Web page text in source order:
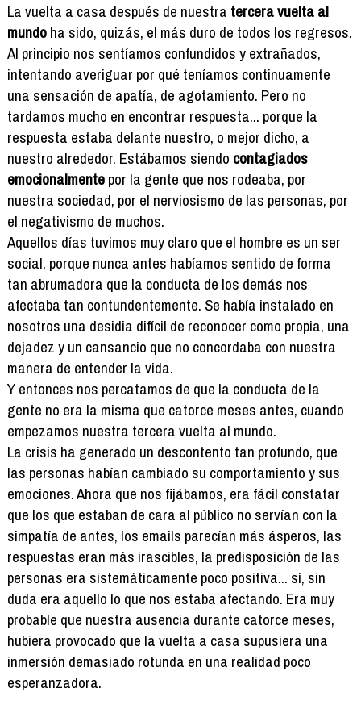
La vuelta a casa después de nuestra tercera vuelta al
mundoha sido, quizás, el más duro de todos los regresos.
Al principio nos sentíamos confundidos y extrañados,
intentando averiguar por qué teníamos continuamente
una sensación de apatía, de agotamiento. Pero no
tardamos mucho en encontrar respuesta... porque la
respuesta estaba delante nuestro, o mejor dicho, a
nuestro alrededor. Estábamos siendo contagiados
emocionalmentepor la gente que nos rodeaba, por
nuestra sociedad, por el nerviosismo de las personas, por
el negativismo de muchos.
Aquellos días tuvimos muy claro que el hombre es un ser
social, porque nunca antes habíamos sentido de forma
tan abrumadora que la conducta de los demás nos
afectaba tan contundentemente. Se había instalado en
nosotros una desidia difícil de reconocer como propia, una
dejadez y un cansancio que no concordaba con nuestra
manera de entender la vida.
Y entonces nos percatamos de que la conducta de la
gente no era la misma que catorce meses antes, cuando
empezamos nuestra tercera vuelta al mundo.
La crisis ha generado un descontento tan profundo, que
las personas habían cambiado su comportamiento y sus
emociones. Ahora que nos fijábamos, era fácil constatar
que los que estaban de cara al público no servían con la
simpatía de antes, los emails parecían más ásperos, las
respuestas eran más irascibles, la predisposición de las
personas era sistemáticamente poco positiva... sí, sin
duda era aquello lo que nos estaba afectando. Era muy
probable que nuestra ausencia durante catorce meses,
hubiera provocado que la vuelta a casa supusiera una
inmersión demasiado rotunda en una realidad poco
esperanzadora.